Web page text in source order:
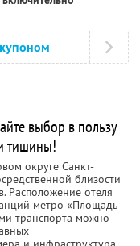
выбор в пользу
тишины!
округе Санкт-
близости
Расположение отеля
метро «Площадь
транспорта можно